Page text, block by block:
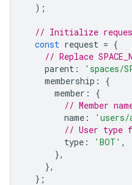
);
// Initialize
const request = {
// Replace
parent : 'spaces/
membership :
{
member :
{
// Member
name : 'users/
// User type
type : 'BOT' ,
},
},
};